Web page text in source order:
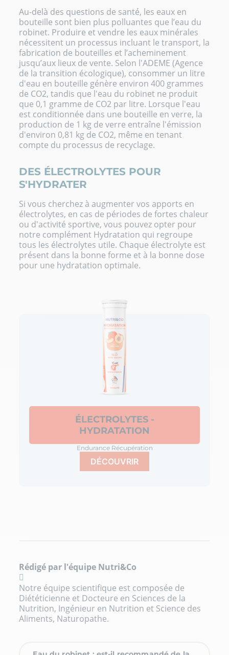
Au-delà des questions de santé, les eaux en
bouteille sont bien plus polluantes que l’eau du
robinet. Produire et vendre les eaux minérales
nécessitent un processus incluant le transport, la
fabrication de bouteilles et l’acheminement
jusqu’aux lieux de vente. Selon l'ADEME (Agence
de la transition écologique), consommer un litre
d'eau en bouteille génère environ 400 grammes
de CO2, tandis que l'eau du robinet ne produit
que 0,1 gramme de CO2 par litre. Lorsque l'eau
est conditionnée dans une bouteille en verre, la
production de 1 kg de verre entraîne l'émission
d'environ 0,81 kg de CO2, même en tenant
compte du processus de recyclage.
DES ÉLECTROLYTES POUR
S'HYDRATER
Si vous cherchez à augmenter vos apports en
électrolytes, en cas de périodes de fortes chaleur
ou d'activité sportive, vous pouvez opter pour
notre complément Hydratation qui regroupe
tous les électrolytes utile. Chaque électrolyte est
présent dans la bonne forme et à la bonne dose
pour une hydratation optimale.
ÉLECTROLYTES -
HYDRATATION
Endurance Récupération
DÉCOUVRIR
Rédigé par l'équipe Nutri&Co
Notre équipe scientifique est composée de
Diététicienne et Docteure en Sciences de la
Nutrition, Ingénieur en Nutrition et Science des
Aliments, Naturopathe.